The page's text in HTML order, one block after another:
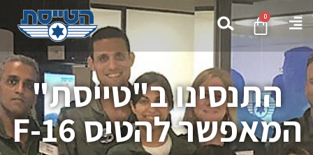
0
התנסינו ב"טייסת"
המאפשר להטיס F-16